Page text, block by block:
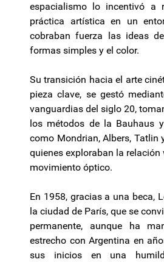
espacialismo lo incentivó a
práctica artística en un
cobraban fuerza las ideas
formas simples y el color.
Su transición hacia el arte
pieza clave, se gestó
vanguardias del siglo 20,
los métodos de la Bauhaus
como Mondrian, Albers, Tatlin
quienes exploraban la
movimiento óptico.
En 1958, gracias a una beca,
la ciudad de París, que se
permanente, aunque ha
estrecho con Argentina en
sus inicios en una